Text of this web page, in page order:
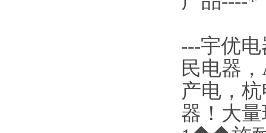
---宇优
民电器
产电，
器！大